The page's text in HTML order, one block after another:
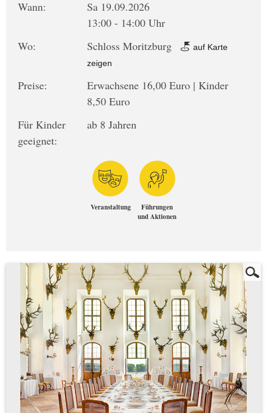
Wann:
Sa 19.09.2026
13:00 - 14:00 Uhr
Wo:
Schloss Moritzburg
auf Karte
zeigen
Preise:
Erwachsene 16,00 Euro | Kinder
8,50 Euro
Für Kinder
geeignet:
ab 8 Jahren
Veranstaltung
Führungen
und Aktionen